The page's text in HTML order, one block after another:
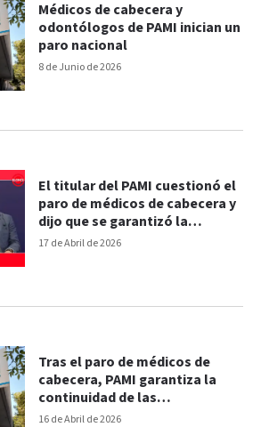
8 de Junio de 2026
Médicos de cabecera y
odontólogos de PAMI inician un
paro nacional
17 de Abril de 2026
El titular del PAMI cuestionó el
paro de médicos de cabecera y
dijo que se garantizó la
atención
16 de Abril de 2026
Tras el paro de médicos de
cabecera, PAMI garantiza la
continuidad de las
prestaciones